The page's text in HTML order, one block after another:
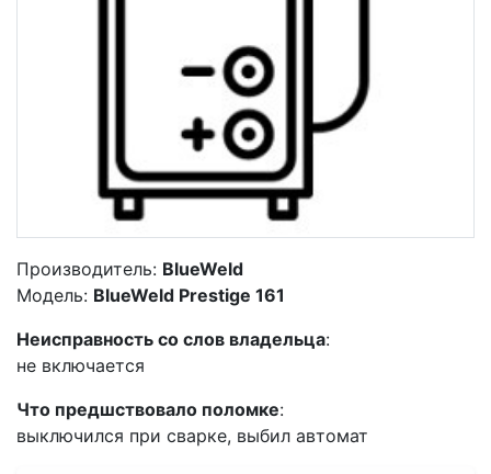
Производитель: BlueWeld
Модель: BlueWeld Prestige 161
Неисправность со слов владельца:
не включается
Что предшствовало поломке:
выключился при сварке, выбил автомат